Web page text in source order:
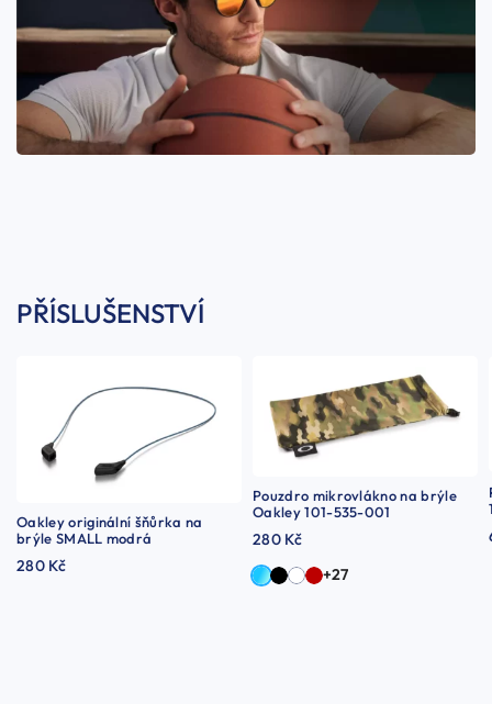
PŘÍSLUŠENSTVÍ
Oakley originální šňůrka na
brýle SMALL modrá
280 Kč
Pouzdro mikrovlákno na brýle
Oakley 101-535-001
280 Kč
+27